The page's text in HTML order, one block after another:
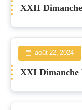
XXII
août 22, 2024
XXI Dimanche